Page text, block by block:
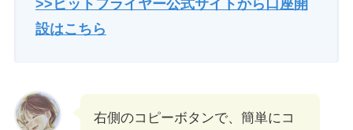
>>ビットフライヤー公式サイトから口座開
設はこちら
右側のコピーボタンで、簡単にコ